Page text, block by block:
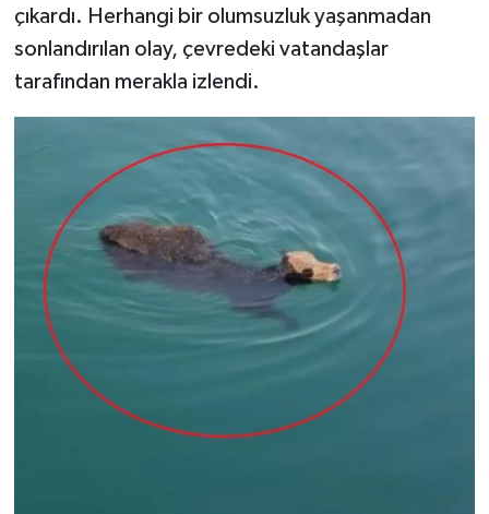
çıkardı. Herhangi bir olumsuzluk yaşanmadan
sonlandırılan olay, çevredeki vatandaşlar
tarafından merakla izlendi.